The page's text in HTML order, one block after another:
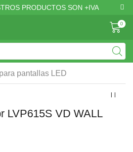
PRODUCTOS SON +IVA
0
pantallas LED
LVP615S VD WALL